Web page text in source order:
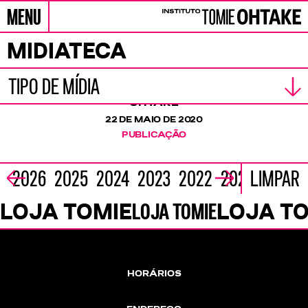
Pular para conteúdo
MENU Instituto Tomie Ohtake
MIDIATECA
TIPO DE MÍDIA
PRÊMIO TERRITÓRIOS
PUBLICAÇÃO
CONFIRA A PUBLICAÇÃO QUE ACOMPANHA O
PRÊMIO TERRITÓRIOS DO INSTITUTO TOMIE
OHTAKE
22 DE MAIO DE 2020
PUBLICAÇÃO
2026 2025 2024 2023 2022 2021LIMPAR
Loja Tomie
LOJA TOMIELOJA TOMIELOJA
HORÁRIOS